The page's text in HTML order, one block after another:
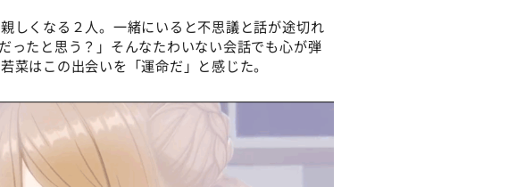
しくなる２人。一緒にいると不思議と話が途切れ
ったと思う？」そんなたわいない会話でも心が弾
菜はこの出会いを「運命だ」と感じた。